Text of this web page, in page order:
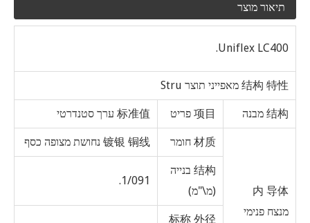
תיאור מוצר
Uniflex LC400.
结构 特性 מאפייני תוצר Stru
结构 מבנה 项目 פריט 标准值 ערך סטנדרטי
内 导体
מנצח פנימי
材质 חומר 镀银 铜线 נחושת מצופה כסף
结构 בנייה
(מ\"מ)
1/091.
标称 外径